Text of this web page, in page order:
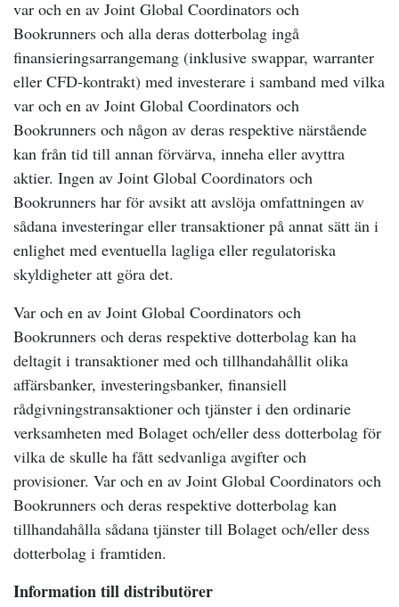
var och en av Joint Global Coordinators och
Bookrunners och alla deras dotterbolag ingå
finansieringsarrangemang (inklusive swappar, warranter
eller CFD-kontrakt) med investerare i samband med vilka
var och en av Joint Global Coordinators och
Bookrunners och någon av deras respektive närstående
kan från tid till annan förvärva, inneha eller avyttra
aktier. Ingen av Joint Global Coordinators och
Bookrunners har för avsikt att avslöja omfattningen av
sådana investeringar eller transaktioner på annat sätt än i
enlighet med eventuella lagliga eller regulatoriska
skyldigheter att göra det.
Var och en av Joint Global Coordinators och
Bookrunners och deras respektive dotterbolag kan ha
deltagit i transaktioner med och tillhandahållit olika
affärsbanker, investeringsbanker, finansiell
rådgivningstransaktioner och tjänster i den ordinarie
verksamheten med Bolaget och/eller dess dotterbolag för
vilka de skulle ha fått sedvanliga avgifter och
provisioner. Var och en av Joint Global Coordinators och
Bookrunners och deras respektive dotterbolag kan
tillhandahålla sådana tjänster till Bolaget och/eller dess
dotterbolag i framtiden.
Information till distributörer